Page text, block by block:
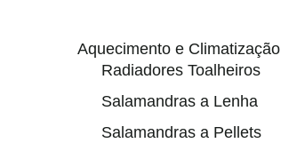
Aquecimento e Climatização
Radiadores Toalheiros
Salamandras a Lenha
Salamandras a Pellets